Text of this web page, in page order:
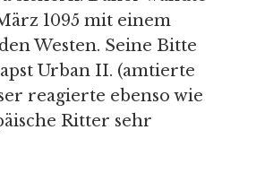
1095 mit einem
Westen. Seine Bitte
Urban II. (amtierte
reagierte ebenso wie
Ritter sehr